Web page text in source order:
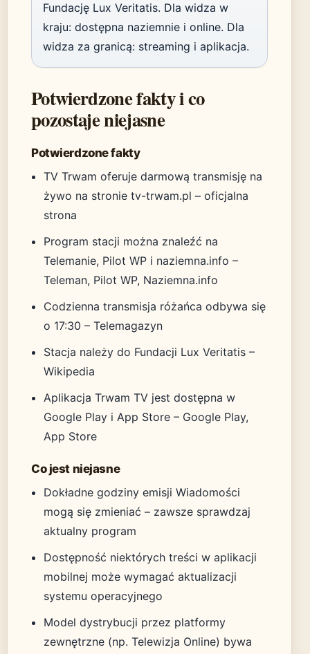
Fundację Lux Veritatis. Dla widza w
kraju: dostępna naziemnie i online. Dla
widza za granicą: streaming i aplikacja.
Potwierdzone fakty i co
pozostaje niejasne
Potwierdzone fakty
TV Trwam oferuje darmową transmisję na
żywo na stronie tv-trwam.pl – oficjalna
strona
Program stacji można znaleźć na
Telemanie, Pilot WP i naziemna.info –
Teleman, Pilot WP, Naziemna.info
Codzienna transmisja różańca odbywa się
o 17:30 – Telemagazyn
Stacja należy do Fundacji Lux Veritatis –
Wikipedia
Aplikacja Trwam TV jest dostępna w
Google Play i App Store – Google Play,
App Store
Co jest niejasne
Dokładne godziny emisji Wiadomości
mogą się zmieniać – zawsze sprawdzaj
aktualny program
Dostępność niektórych treści w aplikacji
mobilnej może wymagać aktualizacji
systemu operacyjnego
Model dystrybucji przez platformy
zewnętrzne (np. Telewizja Online) bywa